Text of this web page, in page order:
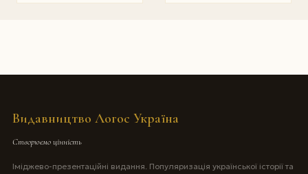
Видавництво Логос Україна
Створюємо цінність
Іміджево-презентаційні видання. Популяризація української історії та